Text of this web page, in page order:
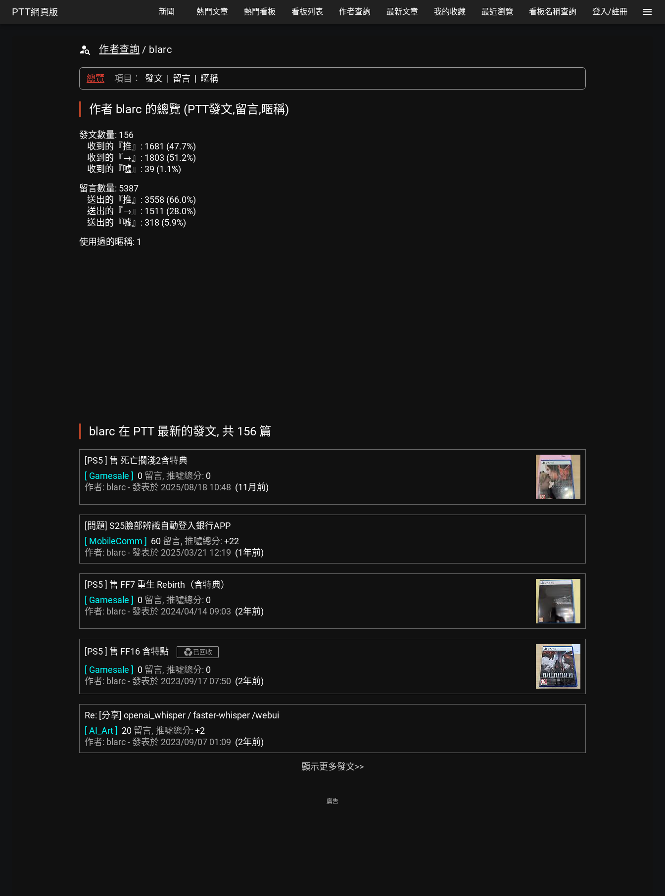
PTT網頁版 新聞 熱門文章 熱門看板 看板列表 作者查詢 最新文章 我的收藏 最近瀏覽 看板名稱查詢 登入/註冊
作者查詢 / blarc
總覽 項目： 發文 | 留言 | 暱稱
作者 blarc 的總覽 (PTT發文,留言,暱稱)
發文數量: 156
收到的『推』: 1681 (47.7%)
收到的『→』: 1803 (51.2%)
收到的『噓』: 39 (1.1%)
留言數量: 5387
送出的『推』: 3558 (66.0%)
送出的『→』: 1511 (28.0%)
送出的『噓』: 318 (5.9%)
使用過的暱稱: 1
blarc 在 PTT 最新的發文, 共 156 篇
[PS5 ] 售 死亡擱淺2含特典
[ Gamesale ] 0 留言, 推噓總分: 0
作者: blarc - 發表於 2025/08/18 10:48 (11月前)
[問題] S25臉部辨識自動登入銀行APP
[ MobileComm ] 60 留言, 推噓總分: +22
作者: blarc - 發表於 2025/03/21 12:19 (1年前)
[PS5 ] 售 FF7 重生 Rebirth（含特典）
[ Gamesale ] 0 留言, 推噓總分: 0
作者: blarc - 發表於 2024/04/14 09:03 (2年前)
[PS5 ] 售 FF16 含特點 已回收
[ Gamesale ] 0 留言, 推噓總分: 0
作者: blarc - 發表於 2023/09/17 07:50 (2年前)
Re: [分享] openai_whisper / faster-whisper /webui
[ AI_Art ] 20 留言, 推噓總分: +2
作者: blarc - 發表於 2023/09/07 01:09 (2年前)
顯示更多發文>>
廣告